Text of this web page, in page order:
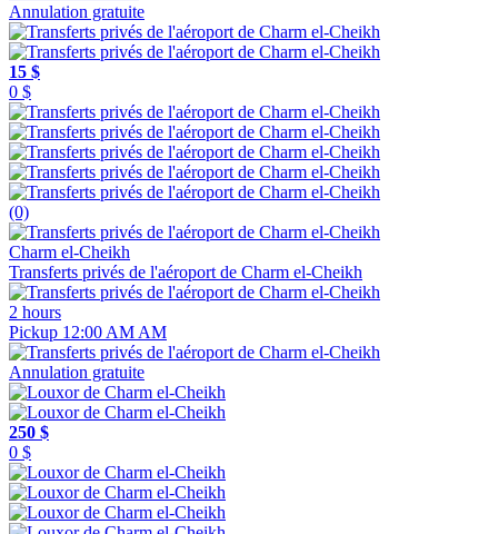
Annulation gratuite
15 $
0 $
(0)
Charm el-Cheikh
Transferts privés de l'aéroport de Charm el-Cheikh
2 hours
Pickup 12:00 AM AM
Annulation gratuite
250 $
0 $